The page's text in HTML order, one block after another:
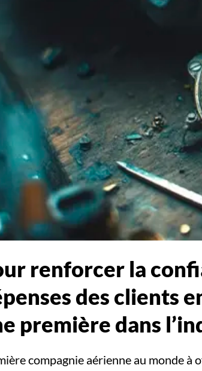
renforcer la
des clients
première dans
compagnie aérienne au monde